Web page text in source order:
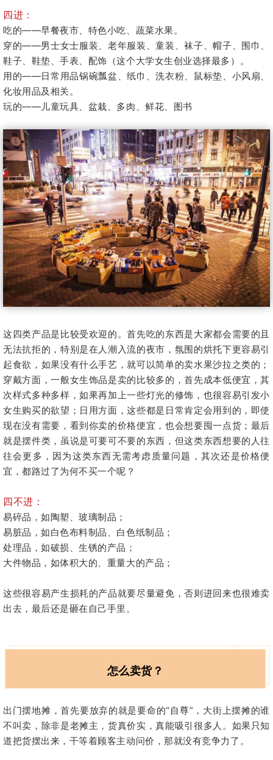
四进：
吃的——早餐夜市、特色小吃、蔬菜水果。
穿的——男士女士服装、老年服装、童装、袜子、帽子、围巾、
鞋子、鞋垫、手表、配饰（这个大学女生创业选择最多）。
用的——日常用品锅碗瓢盆、纸巾、洗衣粉、鼠标垫、小风扇、
化妆用品及相关。
玩的——儿童玩具、盆栽、多肉、鲜花、图书
这四类产品是比较受欢迎的。首先吃的东西是大家都会需要的且
无法抗拒的，特别是在人潮入流的夜市，氛围的烘托下更容易引
起食欲，如果没有什么手艺，就可以简单的卖水果沙拉之类的；
穿戴方面，一般女生饰品是卖的比较多的，首先成本低便宜，其
次样式多种多样，如果再加上一些灯光的修饰，也很容易引发小
女生购买的欲望；日用方面，这些都是日常肯定会用到的，即使
现在没有需要，看到你卖的价格便宜，也会想要囤一点货；最后
就是摆件类，虽说是可要可不要的东西，但这类东西想要的人往
往会更多，因为这类东西无需考虑质量问题，其次还是价格便
宜，都路过了为何不买一个呢？
四不进：
易碎品，如陶塑、玻璃制品；
易脏品，如白色布料制品、白色纸制品；
处理品，如破损、生锈的产品；
大件物品，如体积大的、重量大的产品；
这些很容易产生损耗的产品就要尽量避免，否则进回来也很难卖
出去，最后还是砸在自己手里。
怎么卖货？
出门摆地摊，首先要放弃的就是要命的“自尊”，大街上摆摊的谁
不叫卖，除非是老摊主，货真价实，真能吸引很多人。如果只知
道把货摆出来，干等着顾客主动问价，那就没有竞争力了。